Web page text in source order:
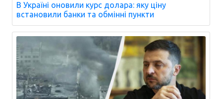
В Україні оновили курс долара: яку ціну
встановили банки та обмінні пункти